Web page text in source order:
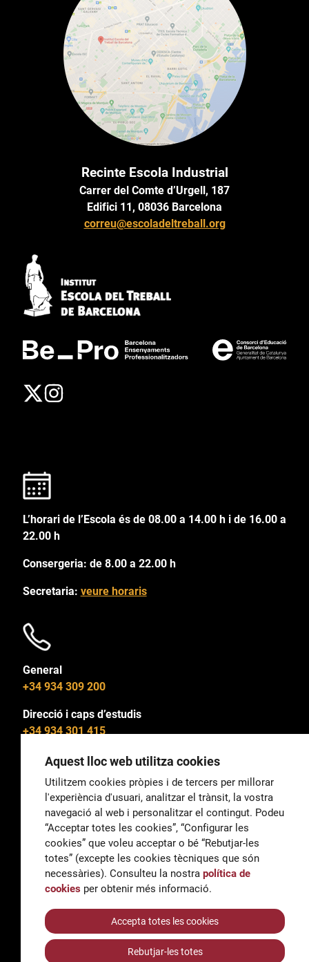
Recinte Escola Industrial
Carrer del Comte d’Urgell, 187
Edifici 11, 08036 Barcelona
correu@escoladeltreball.org
L’horari de l’Escola és de 08.00 a 14.00 h i de 16.00 a
22.00 h
Consergeria: de 8.00 a 22.00 h
Secretaria: veure horaris
General
+34 934 309 200
Direcció i caps d’estudis
+34 934 301 415
General
correu@escoladeltreball.org
Informació
informacio@escoladeltreball.org
Tràmits de secretaria
Aquest lloc web utilitza cookies
Utilitzem cookies pròpies i de tercers per millorar
l'experiència d'usuari, analitzar el trànsit, la vostra
navegació al web i personalitzar el contingut. Podeu
“Acceptar totes les cookies”, “Configurar les
cookies” que voleu acceptar o bé “Rebutjar-les
totes” (excepte les cookies tècniques que són
necessàries). Consulteu la nostra política de
cookies per obtenir més informació.
Accepta totes les cookies
Rebutjar-les totes